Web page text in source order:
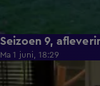
Seizoen 9,
Ma 1 juni, 18:29
22:23